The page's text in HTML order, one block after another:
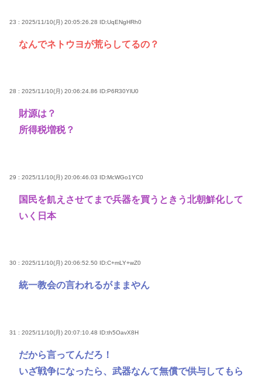
23 : 2025/11/10(月) 20:05:26.28 ID:UqENgHRh0
なんでネトウヨが荒らしてるの？
28 : 2025/11/10(月) 20:06:24.86 ID:P6R30YlU0
財源は？
所得税増税？
29 : 2025/11/10(月) 20:06:46.03 ID:McWGo1YC0
国民を飢えさせてまで兵器を買うときう北朝鮮化して
いく日本
30 : 2025/11/10(月) 20:06:52.50 ID:C+mLY+wZ0
統一教会の言われるがままやん
31 : 2025/11/10(月) 20:07:10.48 ID:th5OavX8H
だから言ってんだろ！
いざ戦争になったら、武器なんて無償で供与してもら